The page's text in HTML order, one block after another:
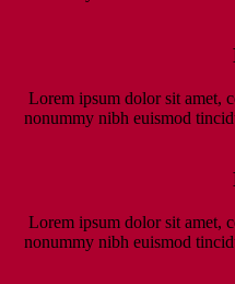
Lorem ipsum dolor sit amet,
nonummy nibh euismod
Lorem ipsum dolor sit amet,
nonummy nibh euismod